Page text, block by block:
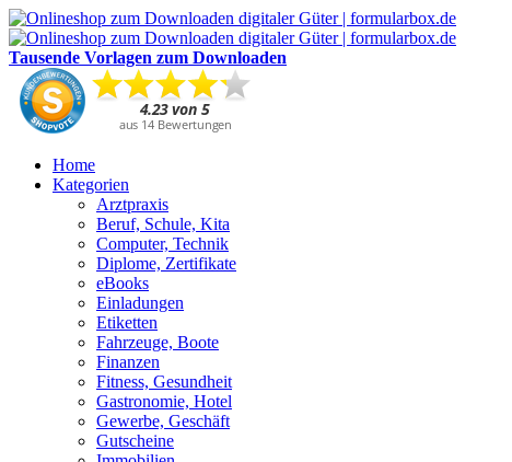
Tausende Vorlagen zum Downloaden
Home
Kategorien
Arztpraxis
Beruf, Schule, Kita
Computer, Technik
Diplome, Zertifikate
eBooks
Einladungen
Etiketten
Fahrzeuge, Boote
Finanzen
Fitness, Gesundheit
Gastronomie, Hotel
Gewerbe, Geschäft
Gutscheine